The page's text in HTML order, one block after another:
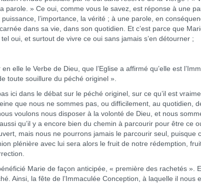
parole. » Ce oui, comme vous le savez, est réponse à une
l’importance, la vérité ; à une parole, en
dans sa vie, dans son quotidien. Et c’est parce que
oui, et surtout de vivre ce oui sans jamais s’en détourner ;
en elle le Verbe de Dieu, que l’Eglise a affirmé qu’elle est
toute souillure du péché originel ».
ici dans le débat sur le péché originel, sur ce qu’il est
que nous ne sommes pas, ou difficilement, au quotidien,
voulons nous disposer à la volonté de Dieu, et nous
qu’il y a encore bien du chemin à parcourir pour être ce
mais nous ne pourrons jamais le parcourir seul, puisque
plénière avec lui sera alors le fruit de notre rédemption,
Marie de façon anticipée, « première des rachetés ».
Ainsi, la fête de l’Immaculée Conception, à laquelle il nous